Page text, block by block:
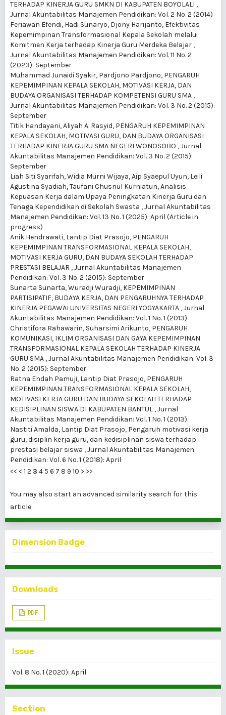
TERHADAP KINERJA GURU SMKN DI KABUPATEN BOYOLALI ,
Jurnal Akuntabilitas Manajemen Pendidikan: Vol. 2 No. 2 (2014)
Feriawan Efendi, Hadi Sunaryo, Djony Harijanto, Efektivitas
Kepemimpinan Transformasional Kepala Sekolah melalui
Komitmen Kerja terhadap Kinerja Guru Merdeka Belajar ,
Jurnal Akuntabilitas Manajemen Pendidikan: Vol. 11 No. 2
(2023): September
Muhammad Junaidi Syakir, Pardjono Pardjono, PENGARUH
KEPEMIMPINAN KEPALA SEKOLAH, MOTIVASI KERJA, DAN
BUDAYA ORGANISASI TERHADAP KOMPETENSI GURU SMA ,
Jurnal Akuntabilitas Manajemen Pendidikan: Vol. 3 No. 2 (2015):
September
Titik Handayani, Aliyah A. Rasyid, PENGARUH KEPEMIMPINAN
KEPALA SEKOLAH, MOTIVASI GURU, DAN BUDAYA ORGANISASI
TERHADAP KINERJA GURU SMA NEGERI WONOSOBO ,Jurnal
Akuntabilitas Manajemen Pendidikan: Vol. 3 No. 2 (2015):
September
Liah Siti Syarifah, Widia Murni Wijaya, Aip Syaepul Uyun, Leili
Agustina Syadiah, Taufani Chusnul Kurniatun,Analisis
Kepuasan Kerja dalam Upaya Peningkatan Kinerja Guru dan
Tenaga Kependidikan di Sekolah Swasta ,Jurnal Akuntabilitas
Manajemen Pendidikan: Vol. 13 No. 1 (2025): April (Article in
progress)
Anik Hendrawati, Lantip Diat Prasojo, PENGARUH
KEPEMIMPINAN TRANSFORMASIONAL KEPALA SEKOLAH,
MOTIVASI KERJA GURU, DAN BUDAYA SEKOLAH TERHADAP
PRESTASI BELAJAR ,Jurnal Akuntabilitas Manajemen
Pendidikan: Vol. 3 No. 2 (2015): September
Sunarta Sunarta, Wuradji Wuradji, KEPEMIMPINAN
PARTISIPATIF, BUDAYA KERJA, DAN PENGARUHNYA TERHADAP
KINERJA PEGAWAI UNIVERSITAS NEGERI YOGYAKARTA ,Jurnal
Akuntabilitas Manajemen Pendidikan: Vol. 1 No. 1 (2013)
Christifora Rahawarin, Suharsimi Arikunto, PENGARUH
KOMUNIKASI, IKLIM ORGANISASI DAN GAYA KEPEMIMPINAN
TRANSFORMASIONAL KEPALA SEKOLAH TERHADAP KINERJA
GURU SMA ,Jurnal Akuntabilitas Manajemen Pendidikan: Vol. 3
No. 2 (2015): September
Ratna Endah Pamuji, Lantip Diat Prasojo, PENGARUH
KEPEMIMPINAN TRANSFORMASIONAL KEPALA SEKOLAH,
MOTIVASI KERJA GURU DAN BUDAYA SEKOLAH TERHADAP
KEDISIPLINAN SISWA DI KABUPATEN BANTUL ,Jurnal
Akuntabilitas Manajemen Pendidikan: Vol. 1 No. 1 (2013)
Nastiti Amalda, Lantip Diat Prasojo, Pengaruh motivasi kerja
guru, disiplin kerja guru, dan kedisiplinan siswa terhadap
prestasi belajar siswa ,Jurnal Akuntabilitas Manajemen
Pendidikan: Vol. 6 No. 1 (2018): April
<< < 1 2 3 4 5 6 7 8 9 10 > >>
You may also start an advanced similarity search for this
article.
Dimension Badge
Downloads
PDF
Issue
Vol. 8 No. 1 (2020): April
Section